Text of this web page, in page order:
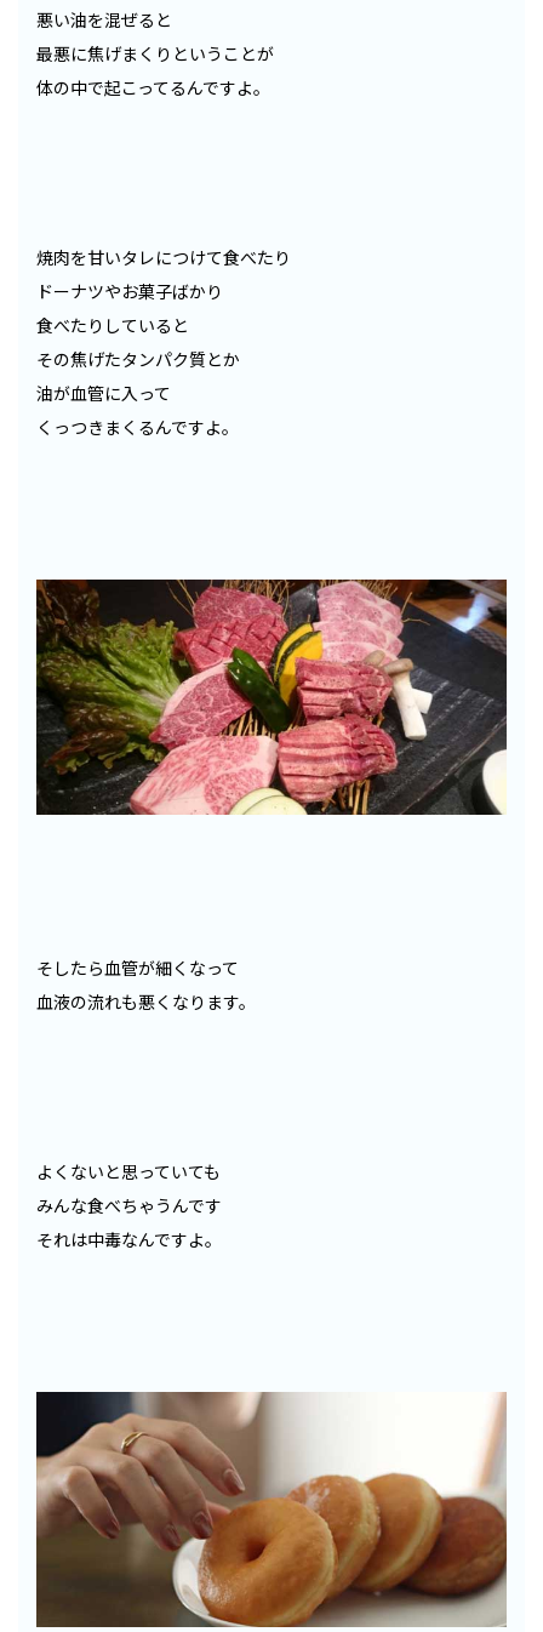
悪い油を混ぜると
最悪に焦げまくりということが
体の中で起こってるんですよ。
焼肉を甘いタレにつけて食べたり
ドーナツやお菓子ばかり
食べたりしていると
その焦げたタンパク質とか
油が血管に入って
くっつきまくるんですよ。
そしたら血管が細くなって
血液の流れも悪くなります。
よくないと思っていても
みんな食べちゃうんです
それは中毒なんですよ。